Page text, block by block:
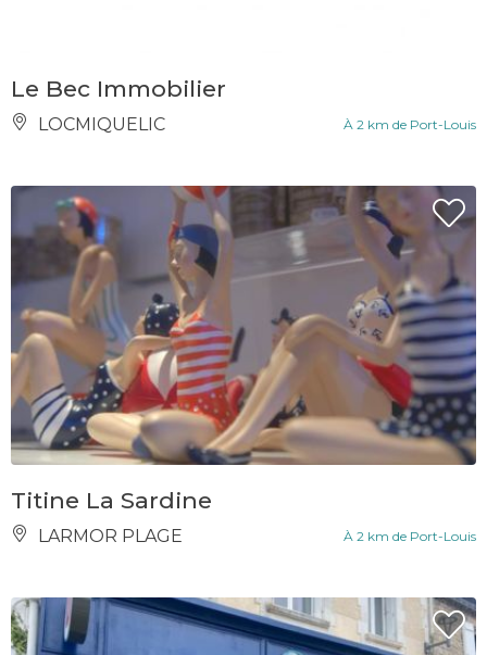
Le Bec Immobilier
LOCMIQUELIC À 2 km de Port-Louis
Titine La Sardine
LARMOR PLAGE À 2 km de Port-Louis